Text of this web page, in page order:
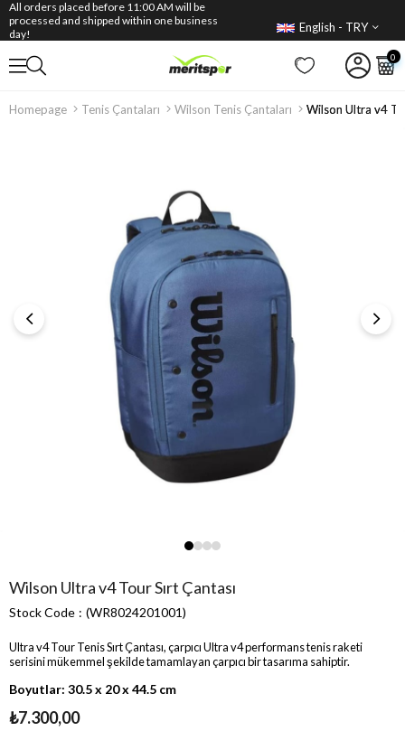
All orders placed before 11:00 AM will be
processed and shipped within one business
day!
English - TRY
0
Homepage Tenis Çantaları Wilson Tenis Çantaları Wilson Ultra v4
Wilson Ultra v4 Tour Sırt Çantası
Stock Code (WR8024201001)
Ultra v4 Tour Tenis Sırt Çantası, çarpıcı Ultra v4 performans tenis raketi
serisini mükemmel şekilde tamamlayan çarpıcı bir tasarıma sahiptir.
Boyutlar: 30.5 x 20 x 44.5 cm
₺7.300,00